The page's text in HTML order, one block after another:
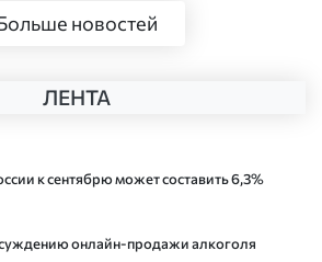
новостей
ЛЕНТА
к сентябрю может составить 6,3%
онлайн-продажи алкоголя